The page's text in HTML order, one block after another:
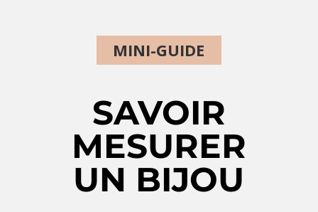
MINI-GUIDE
SAVOIR
MESURER
UN BIJOU